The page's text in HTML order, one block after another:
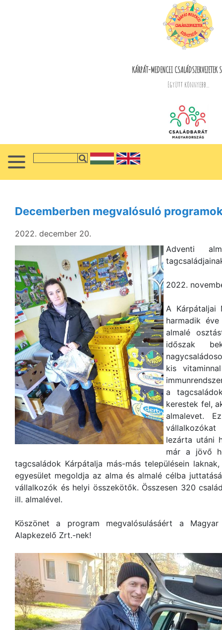
KÁRPÁT-MEDENCEI CSALÁDSZERVEZETEK
Együtt könnyebb...
Decemberben megvalósuló
2022. december 20.
Adventi
2022.
A Kárpátaljai
harmadik
almalé
időszak
kis
a
kerestek fel,
almalevet.
lezárta utáni
már a jövő
tagcsaládok Kárpátalja más-más településein
egyesület megoldja az alma és almalé célba
vállalkozók és helyi összekötők. Összesen 320
ill. almalével.
Köszönet a program megvalósulásáért a
Alapkezelő Zrt.-nek!